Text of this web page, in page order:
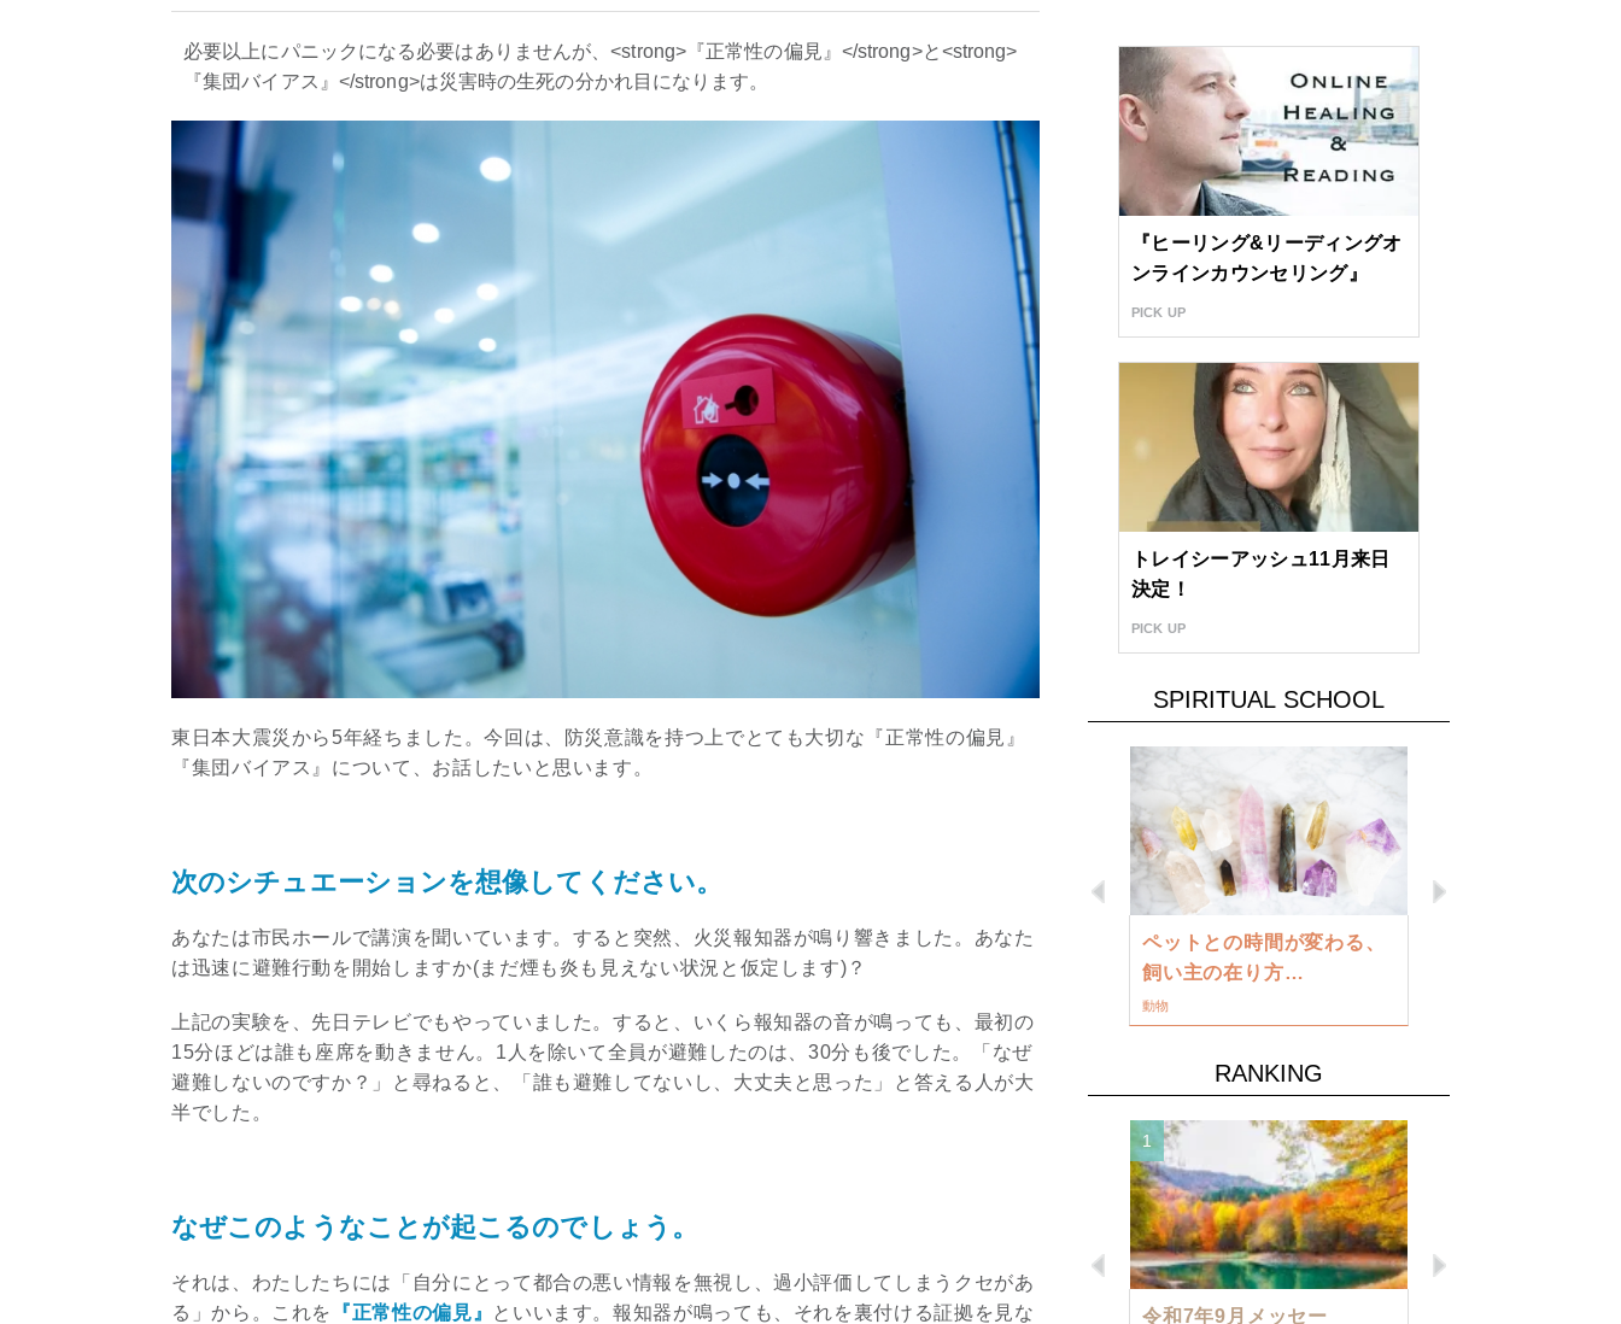
必要以上にパニックになる必要はありませんが、<strong>『正常性の偏見』</strong>と<strong>
『集団バイアス』</strong>は災害時の生死の分かれ目になります。
東日本大震災から5年経ちました。今回は、防災意識を持つ上でとても大切な『正常性の偏見』
『集団バイアス』について、お話したいと思います。
次のシチュエーションを想像してください。
あなたは市民ホールで講演を聞いています。すると突然、火災報知器が鳴り響きました。あなた
は迅速に避難行動を開始しますか(まだ煙も炎も見えない状況と仮定します)？
上記の実験を、先日テレビでもやっていました。すると、いくら報知器の音が鳴っても、最初の
15分ほどは誰も座席を動きません。1人を除いて全員が避難したのは、30分も後でした。「なぜ
避難しないのですか？」と尋ねると、「誰も避難してないし、大丈夫と思った」と答える人が大
半でした。
なぜこのようなことが起こるのでしょう。
それは、わたしたちには「自分にとって都合の悪い情報を無視し、過小評価してしまうクセがあ
る」から。これを
『正常性の偏見』
といいます。報知器が鳴っても、それを裏付ける証拠を見な
『ヒーリング&リーディングオ
ンラインカウンセリング』
PICK UP
トレイシーアッシュ11月来日
決定！
PICK UP
SPIRITUAL SCHOOL
Previous
かす原動力～あ…
インタビュー
ペットとの時間が変わる、
飼い主の在り方…
動物
RANKING
Previous
究極的な覚醒に向かって
1
令和7年9月メッセー